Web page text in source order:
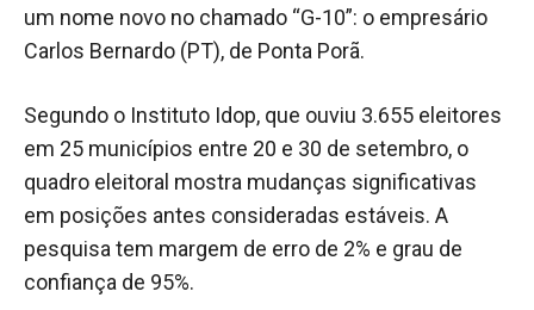
um nome novo no chamado “G-10”: o empresário
Carlos Bernardo (PT), de Ponta Porã.
Segundo o Instituto Idop, que ouviu 3.655 eleitores
em 25 municípios entre 20 e 30 de setembro, o
quadro eleitoral mostra mudanças significativas
em posições antes consideradas estáveis. A
pesquisa tem margem de erro de 2% e grau de
confiança de 95%.